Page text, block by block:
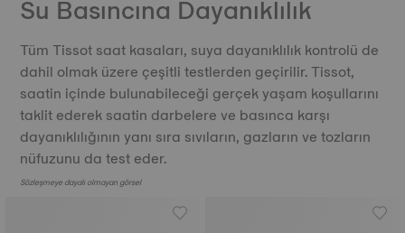
Su Basıncına Dayanıklılık
Tüm Tissot saat kasaları, suya dayanıklılık kontrolü de
dahil olmak üzere çeşitli testlerden geçirilir. Tissot,
saatin içinde bulunabileceği gerçek yaşam koşullarını
taklit ederek saatin darbelere ve basınca karşı
dayanıklılığının yanı sıra sıvıların, gazların ve tozların
nüfuzunu da test eder.
Sözleşmeye dayalı olmayan görsel